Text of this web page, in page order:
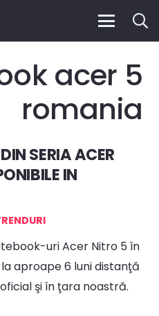
acer 5
romania
SERIA ACER
IN
uri Acer Nitro 5 în
aproape 6 luni distanţă
şi în ţara noastră.